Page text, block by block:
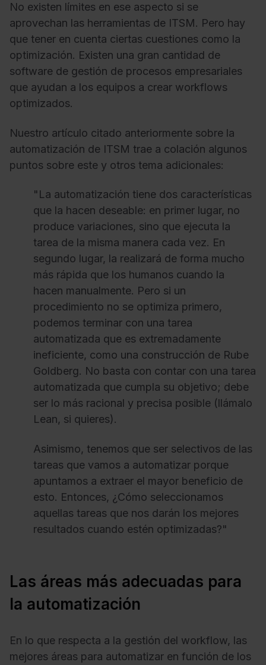
No existen límites en ese aspecto si se
aprovechan las herramientas de ITSM. Pero hay
que tener en cuenta ciertas cuestiones como la
optimización. Existen una gran cantidad de
software de gestión de procesos empresariales
que ayudan a los equipos a crear workflows
optimizados.
Nuestro artículo citado anteriormente sobre la
automatización de ITSM trae a colación algunos
puntos sobre este y otros tema adicionales:
"La automatización tiene dos características
que la hacen deseable: en primer lugar, no
produce variaciones, sino que ejecuta la
tarea de la misma manera cada vez. En
segundo lugar, la realizará de forma mucho
más rápida que los humanos cuando la
hacen manualmente. Pero si un
procedimiento no se optimiza primero,
podemos terminar con una tarea
automatizada que es extremadamente
ineficiente, como una construcción de Rube
Goldberg. No basta con contar con una tarea
automatizada que cumpla su objetivo; debe
ser lo más racional y precisa posible (llámalo
Lean, si quieres).
Asimismo, tenemos que ser selectivos de las
tareas que vamos a automatizar porque
apuntamos a extraer el mayor beneficio de
esto. Entonces, ¿Cómo seleccionamos
aquellas tareas que nos darán los mejores
resultados cuando estén optimizadas?"
Las áreas más adecuadas para
la automatización
En lo que respecta a la gestión del workflow, las
mejores áreas para automatizar en función de los